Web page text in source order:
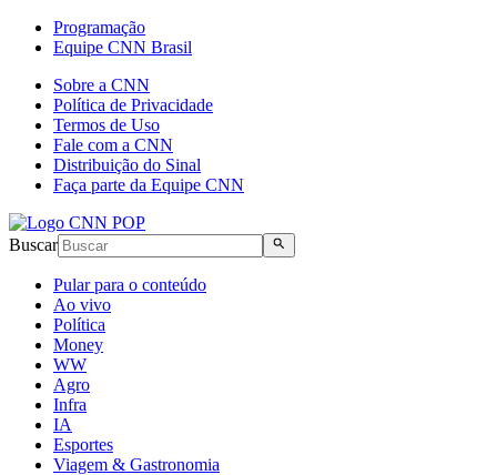
Programação
Equipe CNN Brasil
Sobre a CNN
Política de Privacidade
Termos de Uso
Fale com a CNN
Distribuição do Sinal
Faça parte da Equipe CNN
Buscar
Pular para o conteúdo
Ao vivo
Política
Money
WW
Agro
Infra
IA
Esportes
Viagem & Gastronomia